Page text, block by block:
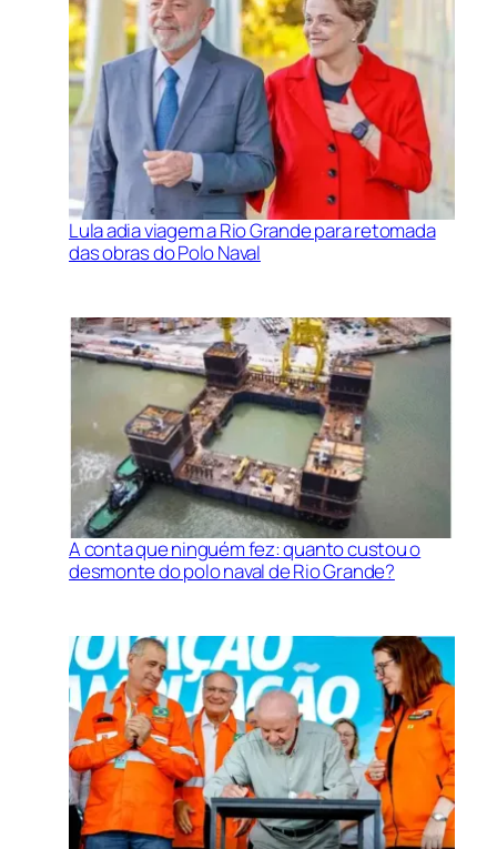
Lula adia viagem a Rio Grande para retomada
das obras do Polo Naval
A conta que ninguém fez: quanto custou o
desmonte do polo naval de Rio Grande?